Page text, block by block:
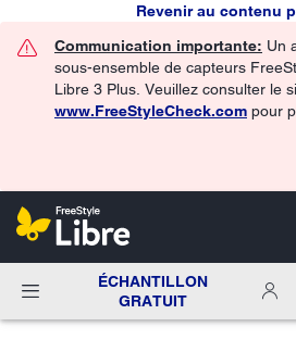
Revenir au contenu
Communication importante: Un
sous-ensemble de capteurs
Libre 3 Plus. Veuillez consulter le
www.FreeStyleCheck.com pour
ÉCHANTILLON
GRATUIT